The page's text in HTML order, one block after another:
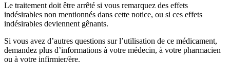
Le traitement doit être arrêté si vous remarquez des effets
indésirables non mentionnés dans cette notice, ou si ces effets
indésirables deviennent gênants.
Si vous avez d’autres questions sur l’utilisation de ce médicament,
demandez plus d’informations à votre médecin, à votre pharmacien
ou à votre infirmier/ère.